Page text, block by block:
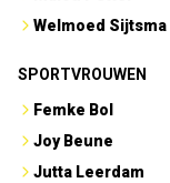
Welmoed Sijtsma
SPORTVROUWEN
Femke Bol
Joy Beune
Jutta Leerdam